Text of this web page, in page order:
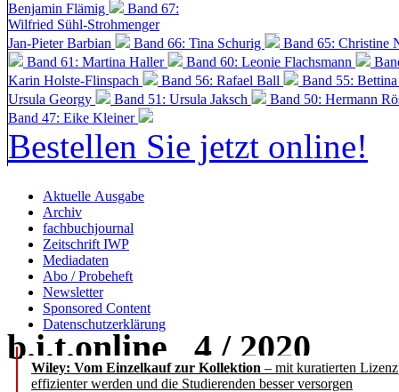
Benjamin Flämig
Band 67:
Wilfried Sühl-Strohmenger
Jan-Pieter Barbian
Band 66: Tina Schurig
Band 65: Christine
Band 61: Martina Haller
Band 60: Leonie Flachsmann
Karin Holste-Flinspach
Band 56: Rafael Ball
Band 55:
Ursula Georgy
Band 51: Ursula Jaksch Band 50: Hermann
Band 47: Eike Kleiner
Bestellen Sie jetzt online!
Aktuelle Ausgabe
Archiv
fachbuchjournal
Zeitschrift IWP
Mediadaten
Abo / Probeheft
Newsletter
Sponsored Content
Datenschutzerklärung
Wiley: Vom Einzelkauf zur Kollektion – mit kuratierten
effizienter werden und die Studierenden besser versorgen
b.i.t.online 4 / 2020